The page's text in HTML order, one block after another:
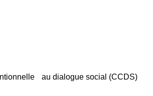
au dialogue social (CCDS)